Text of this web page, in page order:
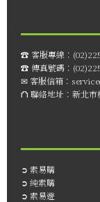
☎︎ 客服專線：
☎︎ 傳真號碼：
✉ 客服信箱：
⛫ 聯絡地址： 新北市
➲ 素易購
➲ 純素購
➲ 素易遊